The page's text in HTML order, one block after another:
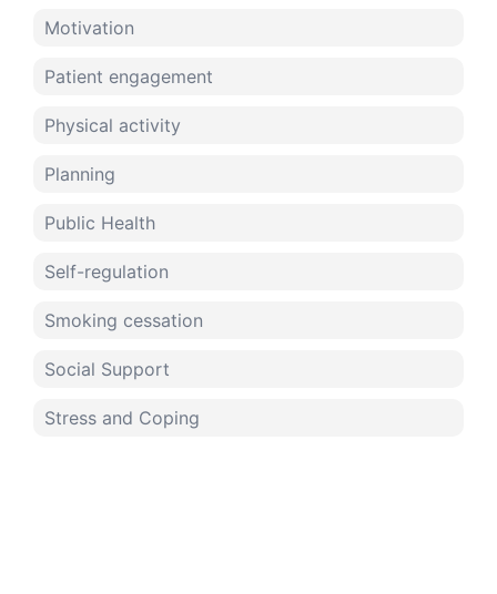
Motivation
Patient engagement
Physical activity
Planning
Public Health
Self-regulation
Smoking cessation
Social Support
Stress and Coping